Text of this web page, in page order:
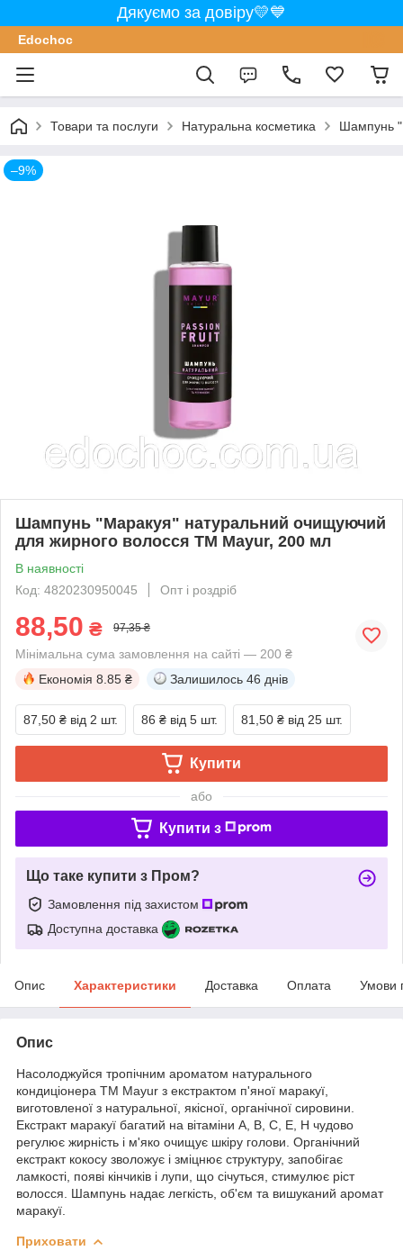
Дякуємо за довіру💛💙
Edochoс
Товари та послуги Натуральна косметика Шампунь
–9%
Шампунь "Маракуя" натуральний очищуючий
для жирного волосся TM Mayur, 200 мл
В наявності
Код: 4820230950045
Опт і роздріб
88,50 ₴ 97,35 ₴
Мінімальна сума замовлення на сайті — 200 ₴
Економія 8.85 ₴ Залишилось 46 днів
87,50 ₴ від 2 шт. 86 ₴ від 5 шт. 81,50 ₴ від 25 шт.
Купити
або
Купити з
Що таке купити з Пром?
Замовлення під захистом
Доступна доставка
Опис Характеристики Доставка Оплата Умови
Опис
Насолоджуйся тропічним ароматом натурального
кондиціонера ТМ Mayur з екстрактом п'яної маракуї,
виготовленої з натуральної, якісної, органічної сировини.
Екстракт маракуї багатий на вітаміни А, В, С, Е, H чудово
регулює жирність і м'яко очищує шкіру голови. Органічний
екстракт кокосу зволожує і зміцнює структуру, запобігає
ламкості, появі кінчиків і лупи, що січуться, стимулює ріст
волосся. Шампунь надає легкість, об'єм та вишуканий аромат
маракуї.
Приховати